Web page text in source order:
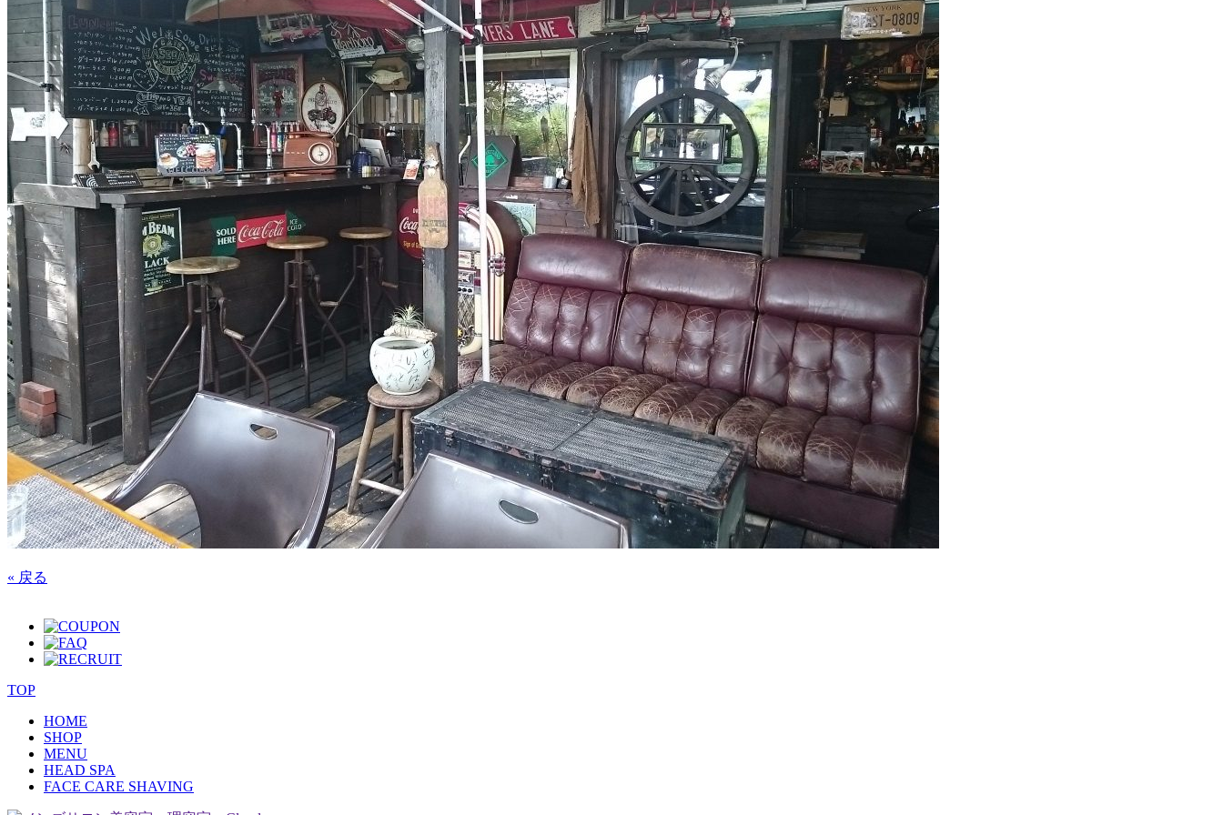
« 戻る
TOP
HOME
SHOP
MENU
HEAD SPA
FACE CARE SHAVING